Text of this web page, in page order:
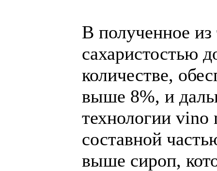
В полученное из
сахаристостью
количестве,
выше 8%, и
технологии
составной
выше сироп,